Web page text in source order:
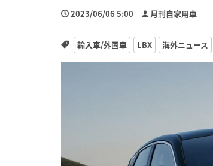
2023/06/06 5:00 月刊自家用車
輸入車/外国車 LBX 海外ニュース